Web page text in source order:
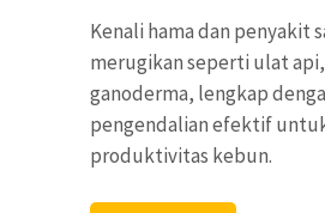
Kenali hama dan penyakit
merugikan seperti ulat
ganoderma, lengkap
pengendalian efektif
produktivitas kebun.